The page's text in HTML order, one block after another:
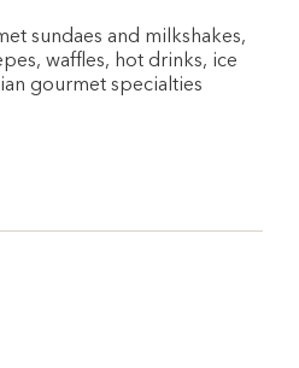
sundaes and milkshakes,
waffles, hot drinks, ice
gourmet specialties